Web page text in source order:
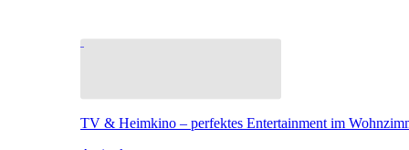
TV & Heimkino – perfektes Entertainment im